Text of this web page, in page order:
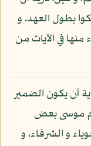
بطول العهد، و
في الآيات من
أن يكون الضمير
موسى بعض
و الشرفاء، و